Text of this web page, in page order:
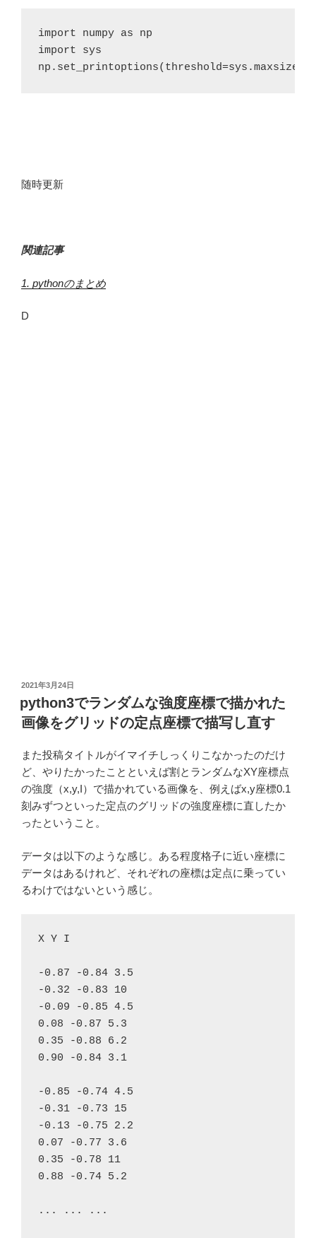
import numpy as np
import sys
np.set_printoptions(threshold=sys.maxsize)
随時更新
関連記事
1. pythonのまとめ
D
投
日:
2021年3月24日
python3でランダムな強度座標で描かれた
画像をグリッドの定点座標で描写し直す
また投稿タイトルがイマイチしっくりこなかったのだけ
ど、やりたかったことといえば割とランダムなXY座標点
の強度（x,y,I）で描かれている画像を、例えばx,y座標0.1
刻みずつといった定点のグリッドの強度座標に直したか
ったということ。
データは以下のような感じ。ある程度格子に近い座標に
データはあるけれど、それぞれの座標は定点に乗ってい
るわけではないという感じ。
X Y I
-0.87 -0.84 3.5
-0.32 -0.83 10
-0.09 -0.85 4.5
0.08 -0.87 5.3
0.35 -0.88 6.2
0.90 -0.84 3.1
-0.85 -0.74 4.5
-0.31 -0.73 15
-0.13 -0.75 2.2
0.07 -0.77 3.6
0.35 -0.78 11
0.88 -0.74 5.2
... ... ...